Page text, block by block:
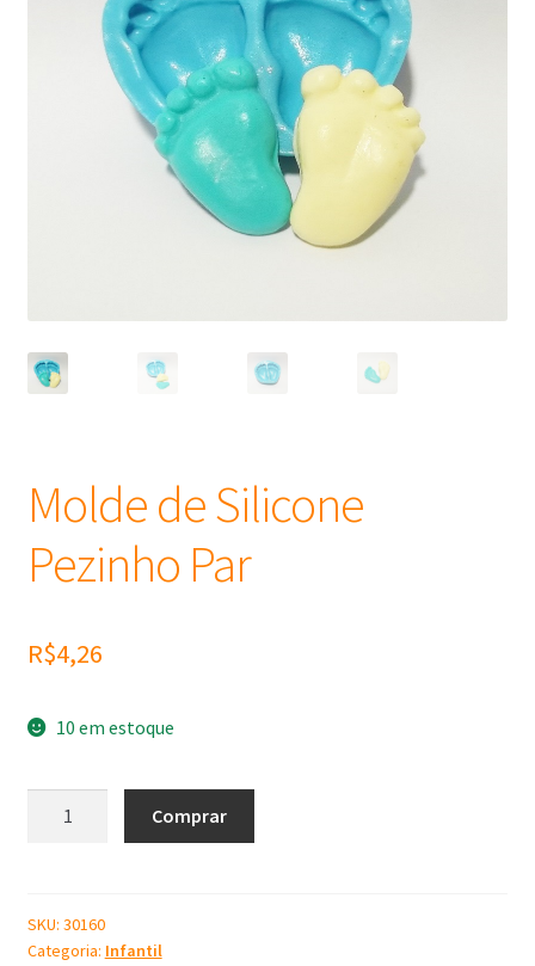
Óleos
Molde de Silicone
Pezinho Par
R$4,26
10 em estoque
Par
quantidade
Comprar
SKU: 30160
Categoria: Infantil